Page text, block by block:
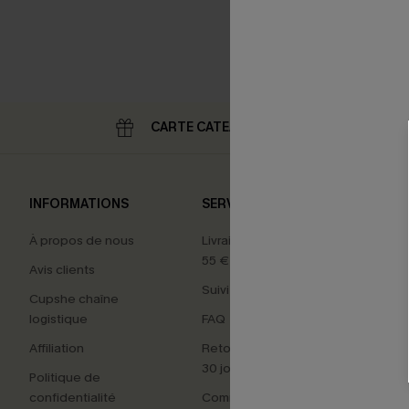
CARTE CATEAU
INFORMATIONS
À propos de nous
Avis clients
Cupshe chaîne
logistique
Affiliation
Politique de
confidentialité
SERVICES
Livraison offerte dès
55 €
Suivi de commande
FAQ
Retours faciles sous
30 jours
Commencer un retour